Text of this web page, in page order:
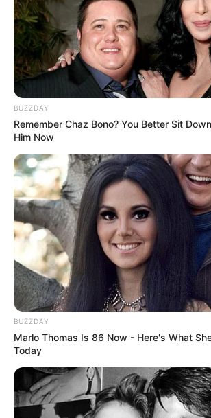
TULIS
Alamat email Anda tidak akan dipublikasikan. Ruas
BUZZDAY
Remember Chaz Bono? You Better Sit
Him Now
BUZZDAY
Marlo Thomas Is 86 Now - Here's What
Today